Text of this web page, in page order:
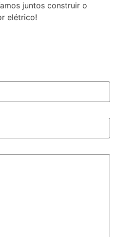
juntos construir o
elétrico!